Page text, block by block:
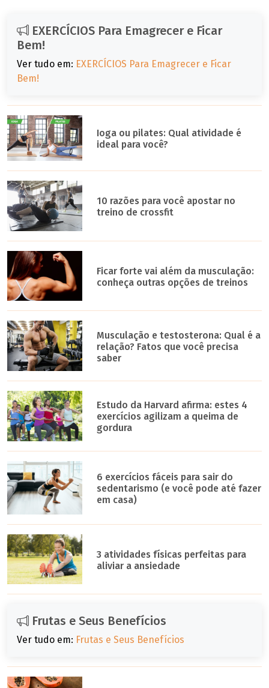
EXERCÍCIOS Para Emagrecer e Ficar
Bem!
Ver tudo em: EXERCÍCIOS Para Emagrecer e Ficar
Bem!
Ioga ou pilates: Qual atividade é
ideal para você?
10 razões para você apostar no
treino de crossfit
Ficar forte vai além da musculação:
conheça outras opções de treinos
Musculação e testosterona: Qual é a
relação? Fatos que você precisa
saber
Estudo da Harvard afirma: estes 4
exercícios agilizam a queima de
gordura
6 exercícios fáceis para sair do
sedentarismo (e você pode até fazer
em casa)
3 atividades físicas perfeitas para
aliviar a ansiedade
Frutas e Seus Benefícios
Ver tudo em: Frutas e Seus Benefícios